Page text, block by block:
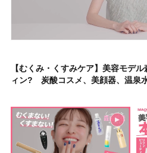
【むくみ・くすみケア】美容モデ
ィン? 炭酸コスメ、美顔器、温泉